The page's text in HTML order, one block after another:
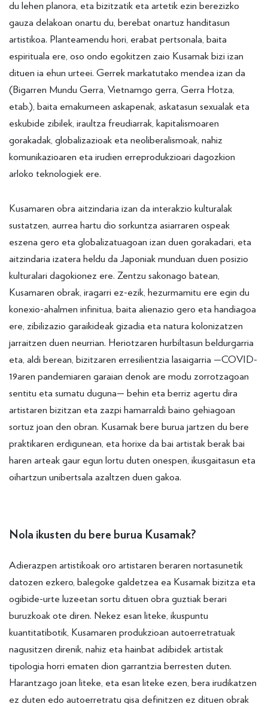
du lehen planora, eta bizitzatik eta artetik ezin berezizko
gauza delakoan onartu du, berebat onartuz handitasun
artistikoa. Planteamendu hori, erabat pertsonala, baita
espirituala ere, oso ondo egokitzen zaio Kusamak bizi izan
dituen ia ehun urteei. Gerrek markatutako mendea izan da
(Bigarren Mundu Gerra, Vietnamgo gerra, Gerra Hotza,
etab.), baita emakumeen askapenak, askatasun sexualak eta
eskubide zibilek, iraultza freudiarrak, kapitalismoaren
gorakadak, globalizazioak eta neoliberalismoak, nahiz
komunikazioaren eta irudien erreprodukzioari dagozkion
arloko teknologiek ere.
Kusamaren obra aitzindaria izan da interakzio kulturalak
sustatzen, aurrea hartu dio sorkuntza asiarraren ospeak
eszena gero eta globalizatuagoan izan duen gorakadari, eta
aitzindaria izatera heldu da Japoniak munduan duen posizio
kulturalari dagokionez ere. Zentzu sakonago batean,
Kusamaren obrak, iragarri ez-ezik, hezurmamitu ere egin du
konexio-ahalmen infinitua, baita alienazio gero eta handiagoa
ere, zibilizazio garaikideak gizadia eta natura kolonizatzen
jarraitzen duen neurrian. Heriotzaren hurbiltasun beldurgarria
eta, aldi berean, bizitzaren erresilientzia lasaigarria —COVID-
19aren pandemiaren garaian denok are modu zorrotzagoan
sentitu eta sumatu duguna— behin eta berriz agertu dira
artistaren bizitzan eta zazpi hamarraldi baino gehiagoan
sortuz joan den obran. Kusamak bere burua jartzen du bere
praktikaren erdigunean, eta horixe da bai artistak berak bai
haren arteak gaur egun lortu duten onespen, ikusgaitasun eta
oihartzun unibertsala azaltzen duen gakoa.
Nola ikusten du bere burua Kusamak?
Adierazpen artistikoak oro artistaren beraren nortasunetik
datozen ezkero, balegoke galdetzea ea Kusamak bizitza eta
ogibide-urte luzeetan sortu dituen obra guztiak berari
buruzkoak ote diren. Nekez esan liteke, ikuspuntu
kuantitatibotik, Kusamaren produkzioan autoerretratuak
nagusitzen direnik, nahiz eta hainbat adibidek artistak
tipologia horri ematen dion garrantzia berresten duten.
Harantzago joan liteke, eta esan liteke ezen, bera irudikatzen
ez duten edo autoerretratu gisa definitzen ez dituen obrak